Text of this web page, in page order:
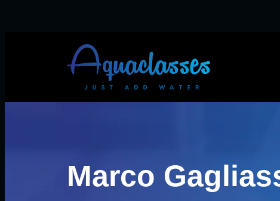
Marco